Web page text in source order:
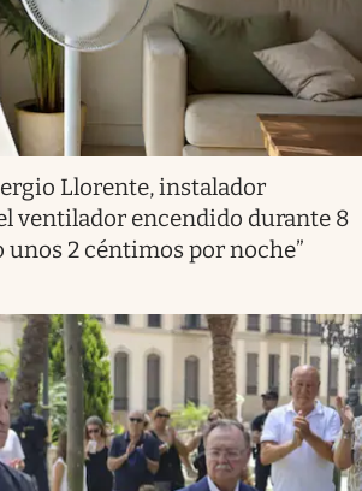
Llorente, instalador
ventilador encendido durante 8
unos 2 céntimos por noche”